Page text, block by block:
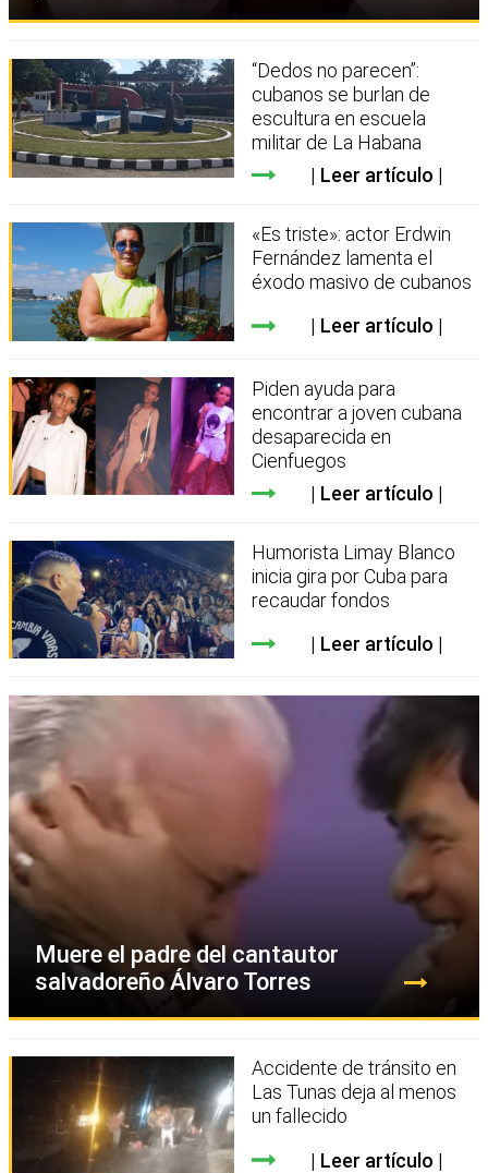
“Dedos no parecen”:
cubanos se burlan de
escultura en escuela
militar de La Habana
Leer artículo
«Es triste»: actor Erdwin
Fernández lamenta el
éxodo masivo de cubanos
Leer artículo
Piden ayuda para
encontrar a joven cubana
desaparecida en
Cienfuegos
Leer artículo
Humorista Limay Blanco
inicia gira por Cuba para
recaudar fondos
Leer artículo
Muere el padre del cantautor
salvadoreño Álvaro Torres
Accidente de tránsito en
Las Tunas deja al menos
un fallecido
Leer artículo